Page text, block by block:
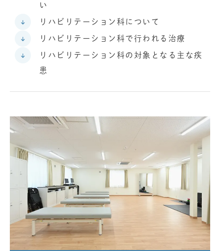
い
リハビリテーション科について
リハビリテーション科で行われる治療
リハビリテーション科の対象となる主な疾
患